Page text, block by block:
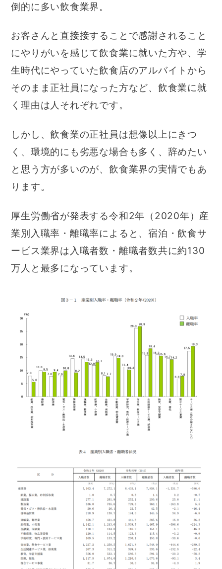
倒的に多い飲食業界。
お客さんと直接接することで感謝されること
にやりがいを感じて飲食業に就いた方や、学
生時代にやっていた飲食店のアルバイトから
そのまま正社員になった方など、飲食業に就
く理由は人それぞれです。
しかし、飲食業の正社員は想像以上にきつ
く、環境的にも劣悪な場合も多く、辞めたい
と思う方が多いのが、飲食業界の実情でもあ
ります。
厚生労働省が発表する令和2年（2020年）産
業別入職率・離職率によると、宿泊・飲食サ
ービス業界は入職者数・離職者数共に約130
万人と最多になっています。